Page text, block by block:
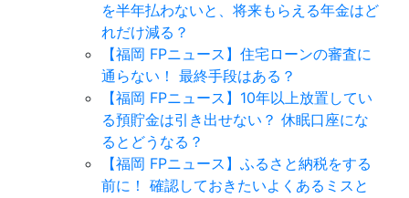
を半年払わないと、将来もらえる年金はど
れだけ減る？
【福岡 FPニュース】住宅ローンの審査に
通らない！ 最終手段はある？
【福岡 FPニュース】10年以上放置してい
る預貯金は引き出せない？ 休眠口座にな
るとどうなる？
【福岡 FPニュース】ふるさと納税をする
前に！ 確認しておきたいよくあるミスと